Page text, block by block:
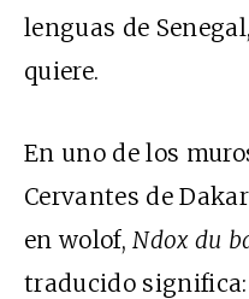
lenguas de
quiere.
En uno de los
Cervantes de
en wolof,Ndox du
traducido